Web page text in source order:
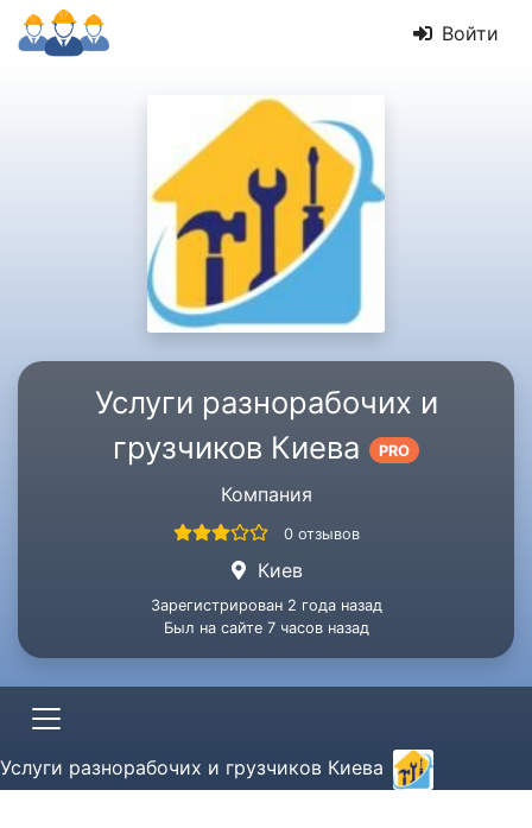
Войти
Услуги разнорабочих и
грузчиков Киева
PRO
Компания
0 отзывов
Киев
Зарегистрирован 2 года назад
Был на сайте 7 часов назад
Услуги разнорабочих и грузчиков Киева